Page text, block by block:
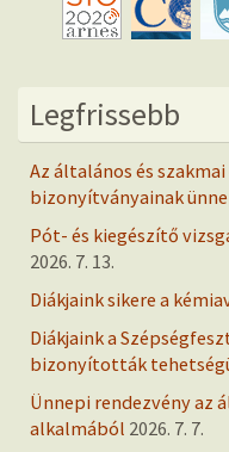
Legfrissebb
Az általános és
bizonyítványainak
Pót- és kiegészítő
2026. 7. 13.
Diákjaink sikere a
Diákjaink a
bizonyították
Ünnepi rendezvény az
alkalmából 2026. 7. 7.